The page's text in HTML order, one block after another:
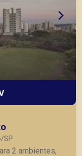
SP
2 ambientes,